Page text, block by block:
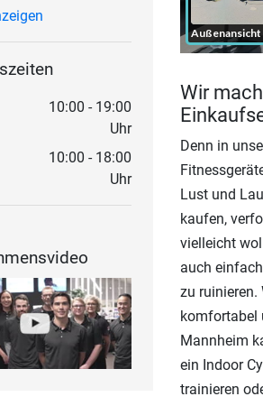
10:00 - 19:00
Uhr
10:00 - 18:00
Uhr
Wir
Denn in
Lust und
kaufen,
vielleicht
auch
zu ruinieren.
komfortabel
Mannheim
ein Indoor
trainieren